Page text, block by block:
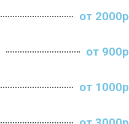
от 2000р
от 900р
от 1000р